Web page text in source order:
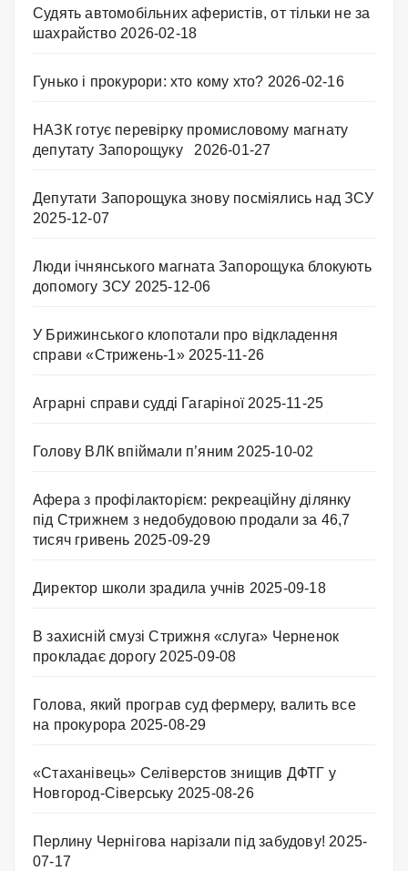
Судять автомобільних аферистів, от тільки не за
шахрайство 2026-02-18
Гунько і прокурори: хто кому хто? 2026-02-16
НАЗК готує перевірку промисловому магнату
депутату Запорощуку
2026-01-27
Депутати Запорощука знову посміялись над ЗСУ
2025-12-07
Люди ічнянського магната Запорощука блокують
допомогу ЗСУ 2025-12-06
У Брижинського клопотали про відкладення
справи «Стрижень-1» 2025-11-26
Аграрні справи судді Гагаріної 2025-11-25
Голову ВЛК впіймали п’яним 2025-10-02
Афера з профілакторієм: рекреаційну ділянку
під Стрижнем з недобудовою продали за 46,7
тисяч гривень 2025-09-29
Директор школи зрадила учнів 2025-09-18
В захисній смузі Стрижня «слуга» Черненок
прокладає дорогу 2025-09-08
Голова, який програв суд фермеру, валить все
на прокурора 2025-08-29
«Стаханівець» Селіверстов знищив ДФТГ у
Новгород-Сіверську 2025-08-26
Перлину Чернігова нарізали під забудову! 2025-
07-17